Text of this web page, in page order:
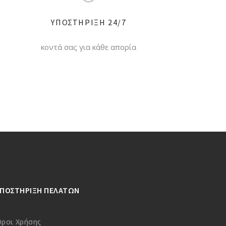
ΥΠΟΣΤΗΡΙΞΗ 24/7
κοντά σας για κάθε απορία
ΠΕΛΑΤΩΝ
Χρήσης